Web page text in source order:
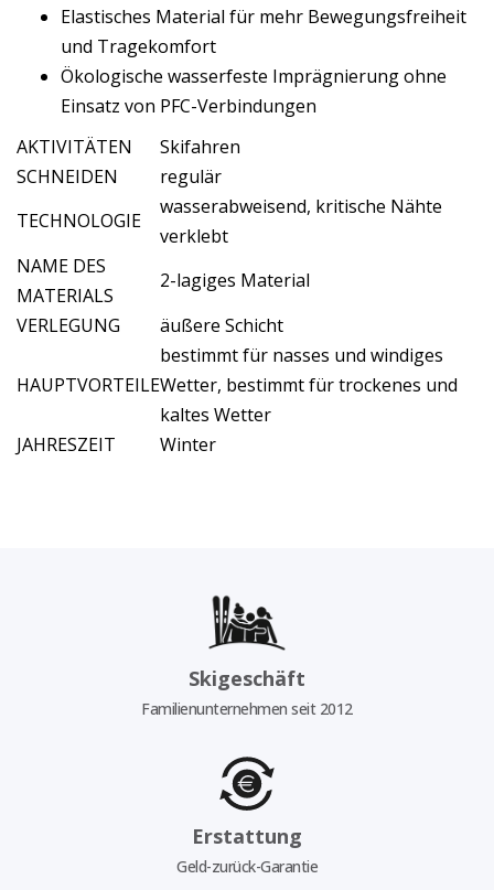
Elastisches Material für mehr Bewegungsfreiheit
und Tragekomfort
Ökologische wasserfeste Imprägnierung ohne
Einsatz von PFC-Verbindungen
AKTIVITÄTEN
Skifahren
SCHNEIDEN
regulär
TECHNOLOGIE
wasserabweisend, kritische Nähte
verklebt
NAME DES
MATERIALS
2-lagiges Material
VERLEGUNG
äußere Schicht
HAUPTVORTEILE
bestimmt für nasses und windiges
Wetter, bestimmt für trockenes und
kaltes Wetter
JAHRESZEIT
Winter
Skigeschäft
Familienunternehmen seit 2012
Erstattung
Geld-zurück-Garantie